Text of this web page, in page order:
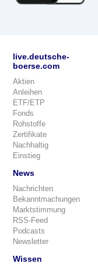
live.deutsche-
boerse.com
Aktien
Anleihen
ETF/ETP
Fonds
Rohstoffe
Zertifikate
Nachhaltig
Einstieg
News
Nachrichten
Bekanntmachungen
Marktstimmung
RSS-Feed
Podcasts
Newsletter
Wissen